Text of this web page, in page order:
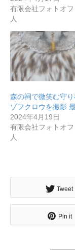
無料で登録した
メディア取材受付
北海道最強のビ
ンラインアジト】
無料で登録したい企業
有限会社フォトオ
人
森の祠で微笑む守
ゾフクロウを撮影
2024年4月19日
有限会社フォトオ
人
Tweet
Pin it